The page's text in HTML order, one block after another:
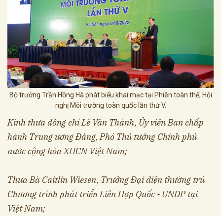
Bộ trưởng Trần Hồng Hà phát biểu khai mạc tại Phiên toàn thể, Hội
nghị Môi trường toàn quốc lần thứ V.
Kính thưa đồng chí Lê Văn Thành, Ủy viên Ban chấp
hành Trung ương Đảng, Phó Thủ tướng Chính phủ
nước cộng hòa XHCN Việt Nam;
Thưa Bà Caitlin Wiesen, Trưởng Đại diện thường trú
Chương trình phát triển Liên Hợp Quốc - UNDP tại
Việt Nam;